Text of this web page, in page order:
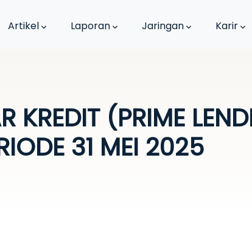
Artikel Laporan Jaringan Karir
KREDIT (PRIME
31 MEI 2025